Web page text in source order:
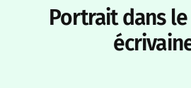
Portrait dans